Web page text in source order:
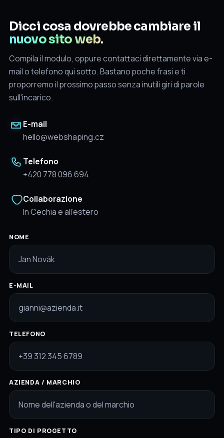
Dicci cosa dovrebbe cambiare il
nuovo sito web.
Compila il modulo, oppure contattaci direttamente via e-
mail o telefono qui sotto. Bastano poche frasi e ti
proporremo il prossimo passo senza inutili giri di parole
sull'incarico.
E-mail
hello@webshaping.cz
Telefono
+420 778 096 694
Collaborazione
In Cechia e all’estero
NOME
E-MAIL
TELEFONO
AZIENDA / MARCHIO
TIPO DI PROGETTO